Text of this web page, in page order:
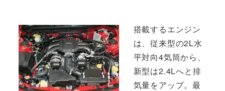
搭載するエンジン
は、従来型の2L水
平対向4気筒から、
新型は2.4Lへと排
気量をアップ。最